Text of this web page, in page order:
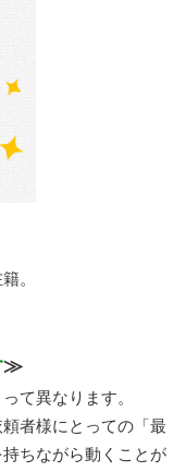
。
≫
て異なります。
者様にとっての「最
ちながら動くことが